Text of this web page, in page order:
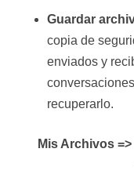
Guardar
copia de
enviados y
recuperarlo.
Mis Archivos